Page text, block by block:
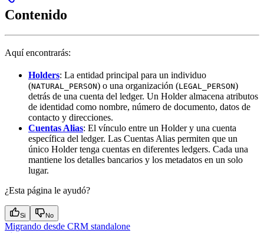
Contenido
Aquí encontrarás:
Holders: La entidad principal para un individuo
(NATURAL_PERSON) o una organización (LEGAL_PERSON)
detrás de una cuenta del ledger. Un Holder almacena atributos
de identidad como nombre, número de documento, datos de
contacto y direcciones.
Cuentas Alias: El vínculo entre un Holder y una cuenta
específica del ledger. Las Cuentas Alias permiten que un
único Holder tenga cuentas en diferentes ledgers. Cada una
mantiene los detalles bancarios y los metadatos en un solo
lugar.
¿Esta página le ayudó?
Si No
Migrando desde CRM standalone